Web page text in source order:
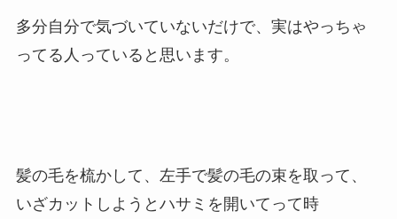
多分自分で気づいていないだけで、実はやっちゃ
ってる人っていると思います。
髪の毛を梳かして、左手で髪の毛の束を取って、
いざカットしようとハサミを開いてって時